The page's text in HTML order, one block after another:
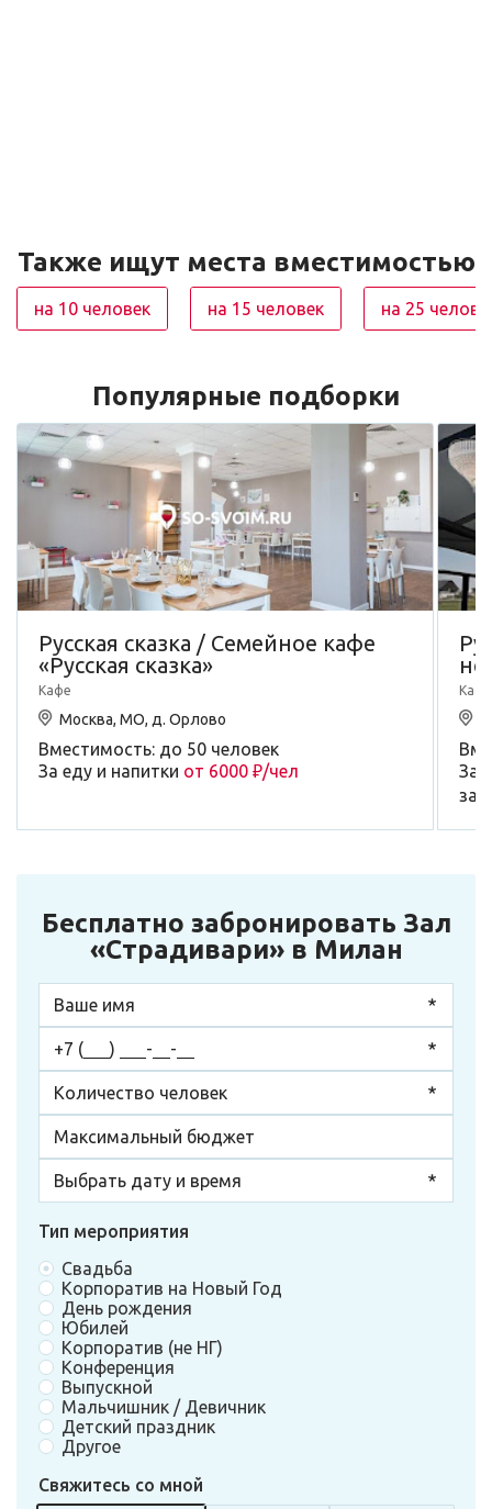
Также ищут места вместимостью
на 10 человек на 15 человек на 25
Популярные подборки
Русская сказка / Семейное кафе
«Русская сказка»
Кафе
Москва, МО, д. Орлово
Вместимость: до 50 человек
За еду и напитки от 6000 ₽/чел
Кафе
За
Бесплатно забронировать Зал
«Страдивари» в Милан
Тип мероприятия
Свадьба
Корпоратив на Новый Год
День рождения
Юбилей
Корпоратив (не НГ)
Конференция
Выпускной
Мальчишник / Девичник
Детский праздник
Другое
Свяжитесь со мной